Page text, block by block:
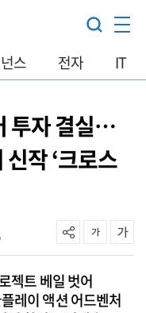
스 전자 IT
투자 결실…
작 ‘크로스
젝트 베일 벗어
레이 액션 어드벤처